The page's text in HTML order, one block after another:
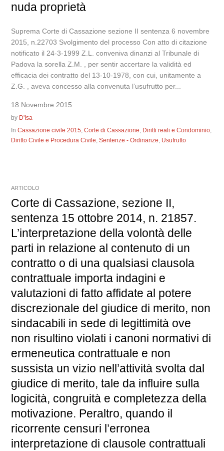
nuda proprietà
Suprema Corte di Cassazione sezione II sentenza 6 novembre
2015, n.22703 Svolgimento del processo Con atto di citazione
notificato il 24-3-1999 Z.L. conveniva dinanzi al Tribunale di
Padova la sorella Z.M. , per sentir accertare la validità ed
efficacia dei contratto del 13-10-1978, con cui, unitamente a
Z.G. , aveva concesso alla convenuta l’usufrutto per...
18 Novembre 2015
by D'Isa
InCassazione civile 2015,Corte di Cassazione, Diritti reali e Condominio,
Diritto Civile e Procedura Civile,Sentenze - Ordinanze, Usufrutto
ARTICOLO
Corte di Cassazione, sezione II,
sentenza 15 ottobre 2014, n. 21857.
L’interpretazione della volontà delle
parti in relazione al contenuto di un
contratto o di una qualsiasi clausola
contrattuale importa indagini e
valutazioni di fatto affidate al potere
discrezionale del giudice di merito, non
sindacabili in sede di legittimità ove
non risultino violati i canoni normativi di
ermeneutica contrattuale e non
sussista un vizio nell’attività svolta dal
giudice di merito, tale da influire sulla
logicità, congruità e completezza della
motivazione. Peraltro, quando il
ricorrente censuri l’erronea
interpretazione di clausole contrattuali